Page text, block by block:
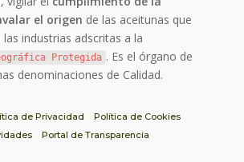
el origen de las aceitunas que
industrias adscritas a la
Protegida . Es el órgano de
denominaciones de Calidad.
de Privacidad
Política de Cookies
Portal de Transparencia